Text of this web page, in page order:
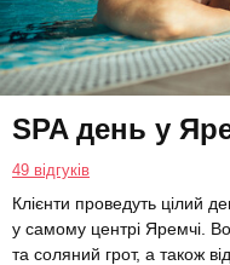
SPA день у
49 відгуків
Клієнти проведуть цілий
у самому центрі Яремчі.
та соляний грот, а також